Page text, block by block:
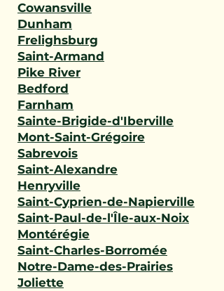
Cowansville
Dunham
Frelighsburg
Saint-Armand
Pike River
Bedford
Farnham
Sainte-Brigide-d'Iberville
Mont-Saint-Grégoire
Sabrevois
Saint-Alexandre
Henryville
Saint-Cyprien-de-Napierville
Saint-Paul-de-l'Île-aux-Noix
Montérégie
Saint-Charles-Borromée
Notre-Dame-des-Prairies
Joliette